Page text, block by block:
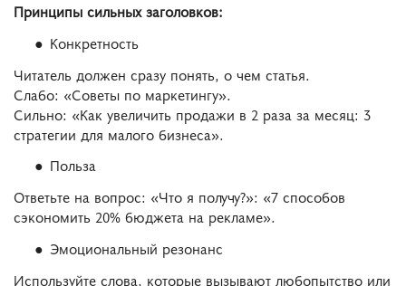
Принципы сильных заголовков:
Конкретность
Читатель должен сразу понять, о чем статья.
Слабо: «Советы по маркетингу».
Сильно: «Как увеличить продажи в 2 раза за месяц: 3
стратегии для малого бизнеса».
Польза
Ответьте на вопрос: «Что я получу?»: «7 способов
сэкономить 20% бюджета на рекламе».
Эмоциональный резонанс
Используйте слова, которые вызывают любопытство или